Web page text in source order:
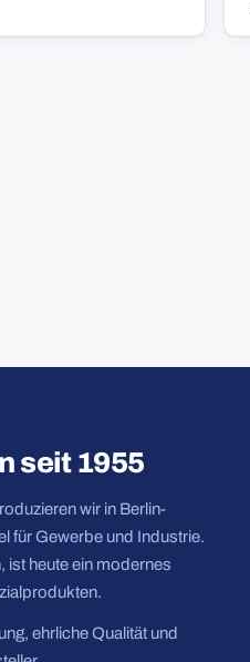
seit 1955
wir in Berlin-
für Gewerbe und Industrie.
ist heute ein modernes
ehrliche Qualität und